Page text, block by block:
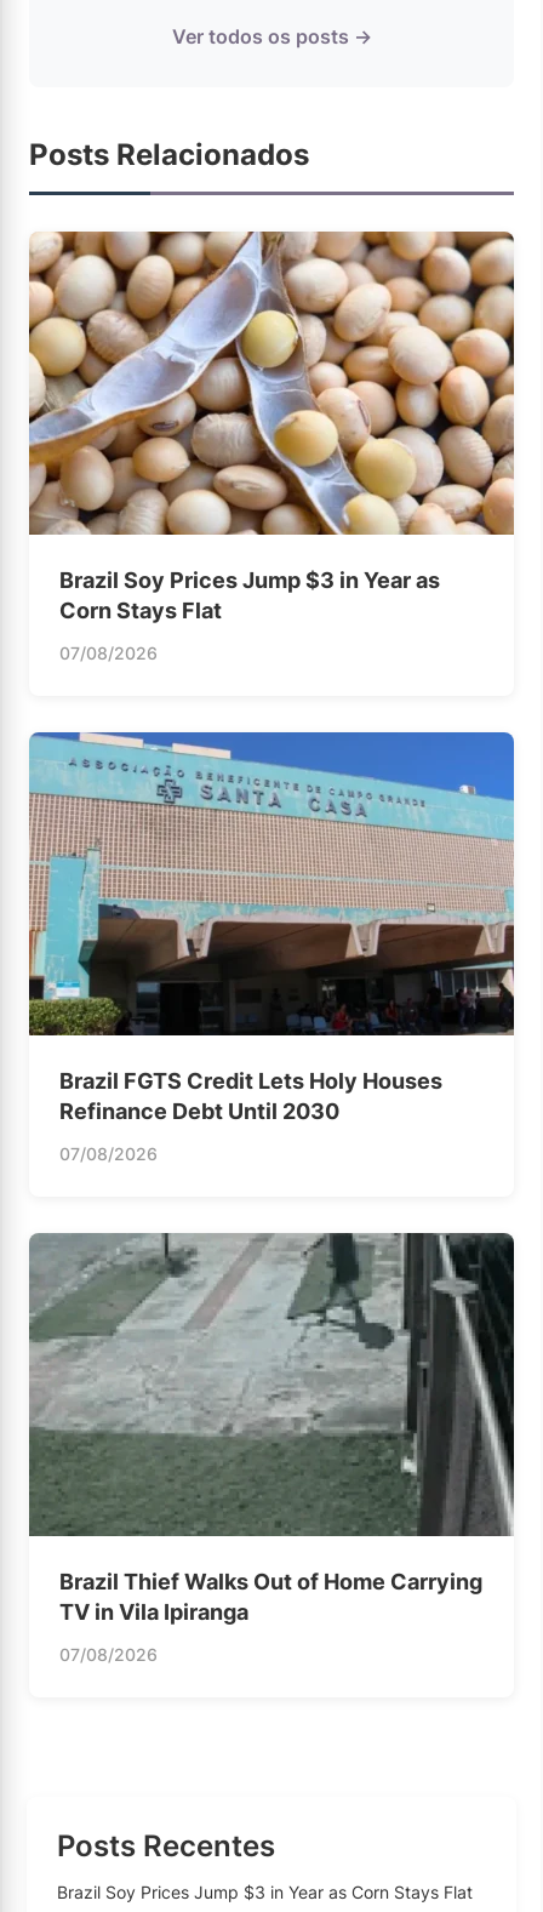
Ver todos os posts →
Posts Relacionados
Brazil Soy Prices Jump $3 in Year as
Corn Stays Flat
07/08/2026
Brazil FGTS Credit Lets Holy Houses
Refinance Debt Until 2030
07/08/2026
Brazil Thief Walks Out of Home Carrying
TV in Vila Ipiranga
07/08/2026
Posts Recentes
Brazil Soy Prices Jump $3 in Year as Corn Stays Flat